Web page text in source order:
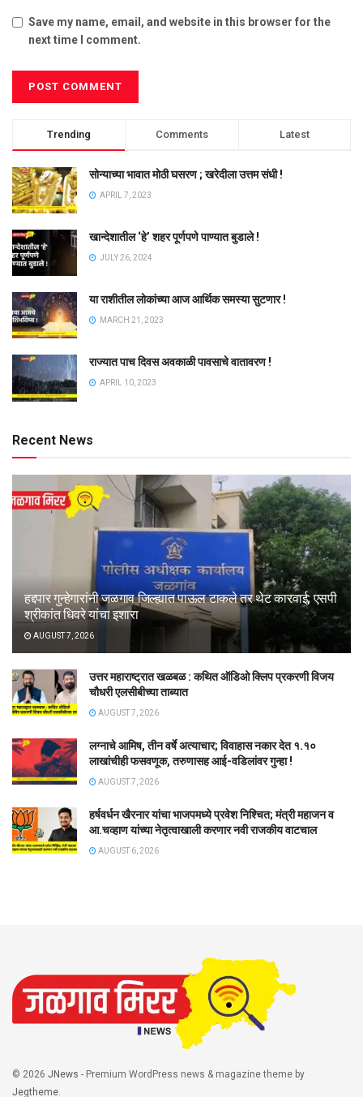
Save my name, email, and website in this browser for the
next time I comment.
Trending Comments Latest
सोन्याच्या भावात मोठी घसरण ; खरेदीला उत्तम संधी !
APRIL 7, 2023
खान्देशातील ‘हे’ शहर पूर्णपणे पाण्यात बुडाले !
JULY 26, 2024
या राशीतील लोकांच्या आज आर्थिक समस्या सुटणार !
MARCH 21, 2023
राज्यात पाच दिवस अवकाळी पावसाचे वातावरण !
APRIL 10, 2023
Recent News
हद्दपार गुन्हेगारांनी जळगाव जिल्ह्यात पाऊल टाकले तर थेट कारवाई; एसपी
श्रीकांत धिवरे यांचा इशारा
AUGUST 7, 2026
उत्तर महाराष्ट्रात खळबळ : कथित ऑडिओ क्लिप प्रकरणी विजय
चौधरी एलसीबीच्या ताब्यात
AUGUST 7, 2026
लग्नाचे आमिष, तीन वर्षे अत्याचार; विवाहास नकार देत १.१०
लाखांचीही फसवणूक, तरुणासह आई-वडिलांवर गुन्हा !
AUGUST 7, 2026
हर्षवर्धन खैरनार यांचा भाजपमध्ये प्रवेश निश्चित; मंत्री महाजन व
आ.चव्हाण यांच्या नेतृत्वाखाली करणार नवी राजकीय वाटचाल
AUGUST 6, 2026
© 2026 JNews - Premium WordPress news & magazine theme by
Jegtheme